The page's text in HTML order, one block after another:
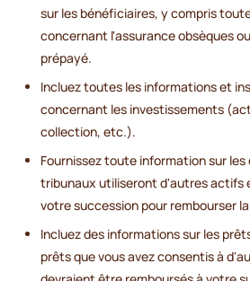
sur les bénéficiaires, y compris
concernant l'assurance obsèques
prépayé.
Incluez toutes les informations et
concernant les investissements
collection, etc.).
Fournissez toute information sur
tribunaux utiliseront d'autres actifs
votre succession pour rembourser
Incluez des informations sur les
prêts que vous avez consentis à